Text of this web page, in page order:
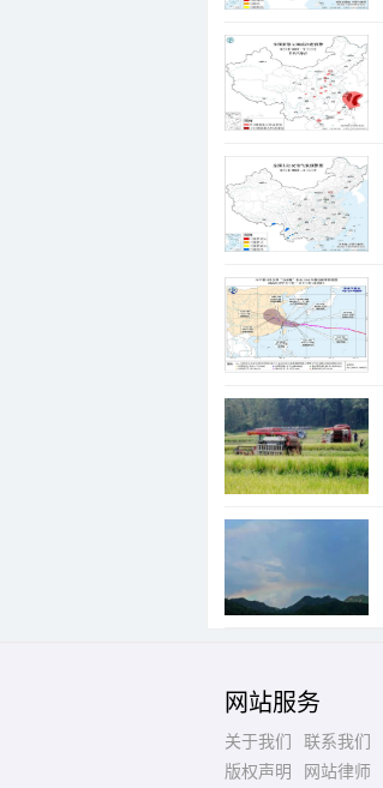
网站服务
关于我们 联系我们
版权声明
网站律师